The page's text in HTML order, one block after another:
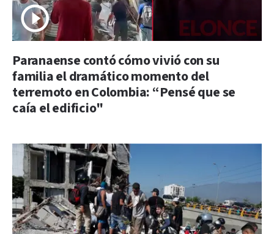
Paranaense contó cómo vivió con su
familia el dramático momento del
terremoto en Colombia: “Pensé que se
caía el edificio"